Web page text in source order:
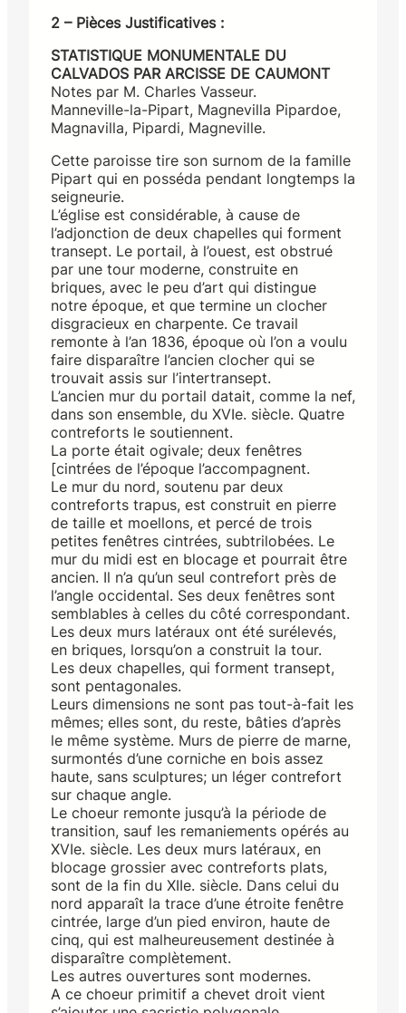
2 – Pièces Justificatives :
STATISTIQUE MONUMENTALE DU
CALVADOS PAR ARCISSE DE CAUMONT
Notes par M. Charles Vasseur.
Manneville-la-Pipart, Magnevilla Pipardoe,
Magnavilla, Pipardi, Magneville.
Cette paroisse tire son surnom de la famille
Pipart qui en posséda pendant longtemps la
seigneurie.
L’église est considérable, à cause de
l’adjonction de deux chapelles qui forment
transept. Le portail, à l’ouest, est obstrué
par une tour moderne, construite en
briques, avec le peu d’art qui distingue
notre époque, et que termine un clocher
disgracieux en charpente. Ce travail
remonte à l’an 1836, époque où l’on a voulu
faire disparaître l’ancien clocher qui se
trouvait assis sur l’intertransept.
L’ancien mur du portail datait, comme la nef,
dans son ensemble, du XVIe. siècle. Quatre
contreforts le soutiennent.
La porte était ogivale; deux fenêtres
[cintrées de l’époque l’accompagnent.
Le mur du nord, soutenu par deux
contreforts trapus, est construit en pierre
de taille et moellons, et percé de trois
petites fenêtres cintrées, subtrilobées. Le
mur du midi est en blocage et pourrait être
ancien. Il n’a qu’un seul contrefort près de
l’angle occidental. Ses deux fenêtres sont
semblables à celles du côté correspondant.
Les deux murs latéraux ont été surélevés,
en briques, lorsqu’on a construit la tour.
Les deux chapelles, qui forment transept,
sont pentagonales.
Leurs dimensions ne sont pas tout-à-fait les
mêmes; elles sont, du reste, bâties d’après
le même système. Murs de pierre de marne,
surmontés d’une corniche en bois assez
haute, sans sculptures; un léger contrefort
sur chaque angle.
Le choeur remonte jusqu’à la période de
transition, sauf les remaniements opérés au
XVIe. siècle. Les deux murs latéraux, en
blocage grossier avec contreforts plats,
sont de la fin du XIIe. siècle. Dans celui du
nord apparaît la trace d’une étroite fenêtre
cintrée, large d’un pied environ, haute de
cinq, qui est malheureusement destinée à
disparaître complètement.
Les autres ouvertures sont modernes.
A ce choeur primitif a chevet droit vient